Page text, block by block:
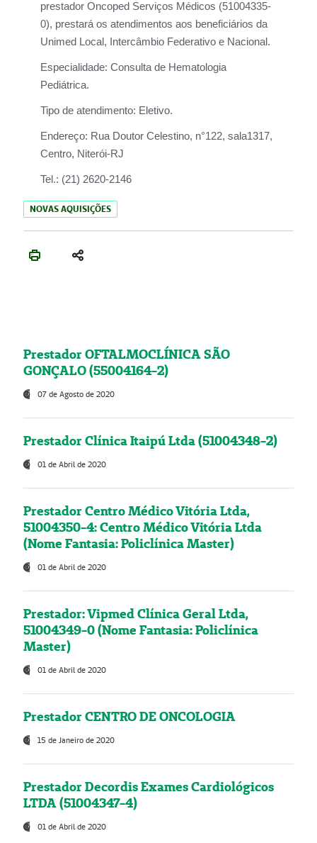
prestador Oncoped Serviços Médicos (51004335-
0), prestará os atendimentos aos beneficiários da
Unimed Local, Intercâmbio Federativo e Nacional.
Especialidade: Consulta de Hematologia
Pediátrica.
Tipo de atendimento: Eletivo.
Endereço: Rua Doutor Celestino, n°122, sala1317,
Centro, Niterói-RJ
Tel.: (21) 2620-2146
NOVAS AQUISIÇÕES
Prestador OFTALMOCLÍNICA SÃO
GONÇALO (55004164-2)
07 de Agosto de 2020
Prestador Clínica Itaipú Ltda (51004348-2)
01 de Abril de 2020
Prestador Centro Médico Vitória Ltda,
51004350-4: Centro Médico Vitória Ltda
(Nome Fantasia: Policlínica Master)
01 de Abril de 2020
Prestador: Vipmed Clínica Geral Ltda,
51004349-0 (Nome Fantasia: Policlínica
Master)
01 de Abril de 2020
Prestador CENTRO DE ONCOLOGIA
15 de Janeiro de 2020
Prestador Decordis Exames Cardiológicos
LTDA (51004347-4)
01 de Abril de 2020